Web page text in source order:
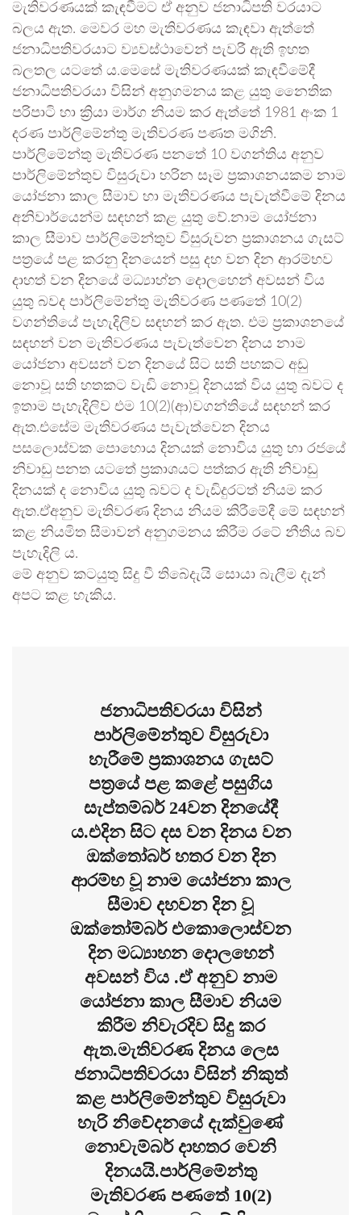
මැතිවරණයක් කැඳවීමට ඒ අනුව ජනාධිපති වරයාට
බලය ඇත. මෙවර මහ මැතිවරණය කැඳවා ඇත්තේ
ජනාධිපතිවරයාට ව්‍යවස්ථාවෙන් පැවරී ඇති ඉහත
බලතල යටතේ ය.මෙසේ මැතිවරණයක් කැඳවීමේදී
ජනාධිපතිවරයා විසින් අනුගමනය කළ යුතු නෛතික
පරිපාටි හා ක්‍රියා මාර්ග නියම කර ඇත්තේ 1981 අංක 1
දරණ පාර්ලිමේන්තු මැතිවරණ පණත මගිනි.
පාර්ලිමේන්තු මැතිවරණ පනතේ 10 වගන්තිය අනුව
පාර්ලිමේන්තුව විසුරුවා හරින සෑම ප්‍රකාශනයකම නාම
යෝජනා කාල සීමාව හා මැතිවරණය පැවැත්වීමේ දිනය
අනිවාර්යෙන්ම සඳහන් කළ යුතු වේ.නාම යෝජනා
කාල සීමාව පාර්ලිමේන්තුව විසුරුවන ප්‍රකාශනය ගැසට්
පත්‍රයේ පළ කරනු දිනයෙන් පසු දහ වන දින ආරම්භව
දාහත් වන දිනයේ මධ්‍යාහ්න දොලහෙන් අවසන් විය
යුතු බවද පාර්ලිමේන්තු මැතිවරණ පණතේ 10(2)
වගන්තියේ පැහැදිලිව සඳහන් කර ඇත. එම ප්‍රකාශනයේ
සඳහන් වන මැතිවරණය පැවැත්වෙන දිනය නාම
යෝජනා අවසන් වන දිනයේ සිට සති පහකට අඩු
නොවූ සති හතකට වැඩි නොවූ දිනයක් විය යුතු බවට ද
ඉතාම පැහැදිලිව එම 10(2)(ආ)වගන්‍තියේ සඳහන් කර
ඇත.එසේම මැතිවරණය පැවැත්වෙන දිනය
පසලොස්වක පොහොය දිනයක් නොවිය යුතු හා රජයේ
නිවාඩු පනත යටතේ ප්‍රකාශයට පත්කර ඇති නිවාඩු
දිනයක් ද නොවිය යුතු බවට ද වැඩිදුරටත් නියම කර
ඇත.ඒඅනුව මැතිවරණ දිනය නියම කිරීමේදී මේ සඳහන්
කළ නියමිත සීමාවන් අනුගමනය කිරීම රටේ නීතිය බව
පැහැදිලි ය.
මේ අනුව කටයුතු සිදු වී තිබේදැයි සොයා බැලීම දැන්
අපට කළ හැකිය.
ජනාධිපතිවරයා විසින්
පාර්ලිමේන්තුව විසුරුවා
හැරීමේ ප්‍රකාශනය ගැසට්
පත්‍රයේ පළ කළේ පසුගිය
සැප්තම්බර් 24වන දිනයේදී
ය.එදින සිට දස වන දිනය වන
ඔක්තෝබර් හතර වන දින
ආරම්භ වූ නාම යෝජනා කාල
සීමාව දහවන දින වූ
ඔක්තෝම්බර් එකොලොස්වන
දින මධ්‍යාහන දොලහෙන්
අවසන් විය .ඒ අනුව නාම
යෝජනා කාල සීමාව නියම
කිරීම නිවැරදිව සිදු කර
ඇත.මැතිවරණ දිනය ලෙස
ජනාධිපතිවරයා විසින් නිකුත්
කළ පාර්ලිමේන්තුව විසුරුවා
හැරි නිවේදනයේ දැක්වුණේ
නොවැම්බර් දාහතර වෙනි
දිනයයි.පාර්ලිමේන්‍තු
මැතිවරණ පණතේ 10(2)